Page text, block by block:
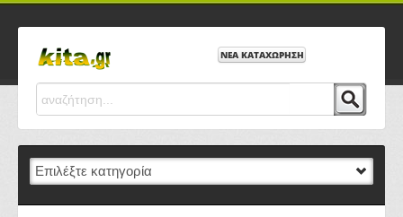
ΝΕΑ ΚΑΤΑΧΩΡΗΣΗ